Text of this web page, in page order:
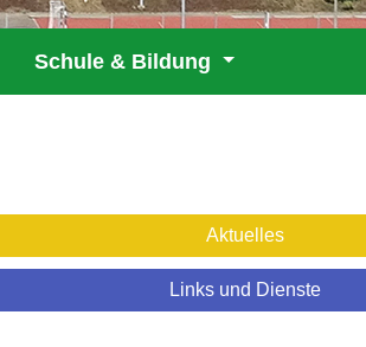
Schule & Bildung
Aktuelles
Links und Dienste